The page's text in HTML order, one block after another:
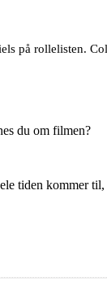
på rollelisten.
du om filmen?
tiden kommer